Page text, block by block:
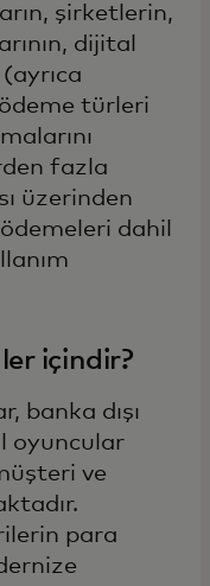
şirketlerin,
dijital
türleri
fazla
üzerinden
dahil
içindir?
banka dışı
oyuncular
ve
para